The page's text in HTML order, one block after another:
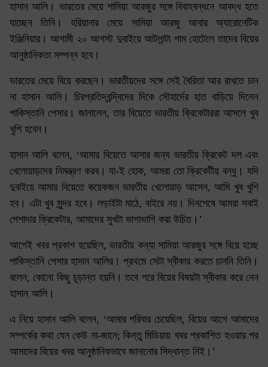
হাসান আলি। ভারতের মেয়ে শামিয়া আরজুর সঙ্গে বিবাহবন্ধনে আবদ্ধ হতে
যাচ্ছেন তিনি। হরিয়ানার মেয়ে সামিয়া আরজু আবার অ্যারোনেটিক
ইঞ্জিনিয়ার। আগামী ২০ আগস্ট দুবাইয়ে আটলান্টা পাম হোটেলে তাদের বিয়ের
আনুষ্ঠানিকতা সম্পন্ন হবে।
ভারতের মেয়ে বিয়ে করছেন। ভারতীয়দের সঙ্গে সেই বৈরিতা আর রাখতে চান
না হাসান আলি। চিরপ্রতিদ্বন্দ্বিদের দিকে সৌহার্দের হাত বাড়িয়ে দিলেন
পাকিস্তানি পেসার। জানালেন, তার বিয়েতে ভারতীয় ক্রিকেটাররা আসলে খুব
খুশি হবেন।
হাসান আলি বলেন, ‘আমার বিয়েতে আসার জন্য ভারতীয় ক্রিকেট দল এবং
খেলোয়াড়দের নিমন্ত্রণ করব। যা-ই হোক, আমরা তো ক্রিকেটীয় বন্ধু। যদি
দুবাইয়ে আমার বিয়েতে কয়েকজন ভারতীয় খেলোয়াড় আসেন, আমি খুব খুশি
হব। এটা খুব সুন্দর হবে। লড়াইটা মাঠে, বাইরে নয়। দিনশেষে আমরা সবাই
পেশাদার ক্রিকেটার, আমাদের সুখটা ভাগাভাগি করা উচিত।’
আগেই খবর প্রকাশ হয়েছিল, ভারতীয় কন্যা সামিয়া আরজুর সঙ্গে বিয়ে হচ্ছে
পাকিস্তানি পেসার হাসান আলির। প্রথমে সেটা স্বীকার করতে চাননি তিনি।
বলেন, কোনো কিছু চূড়ান্ত হয়নি। তবে পরে বিয়ের বিষয়টা স্বীকার করে নেন
হাসান আলি।
এ নিয়ে হাসান আলি বলেন, ‘আমার পরিবার চেয়েছিল, বিয়ের আগে আমাদের
সম্পর্কের কথা যেন কেউ না-জানে; কিন্তু মিডিয়ায় খবর প্রকাশিত হওয়ার পর
আমাদের বিয়ের খবর আনুষ্ঠানিকভাবে জানানোর সিদ্ধান্ত নিই।’